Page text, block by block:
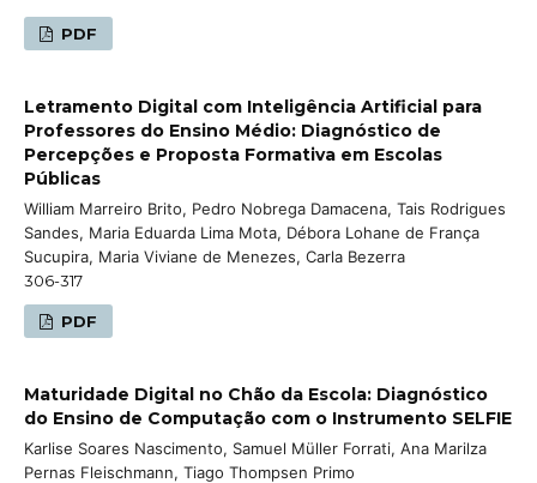
PDF
Letramento Digital com Inteligência Artificial para
Professores do Ensino Médio: Diagnóstico de
Percepções e Proposta Formativa em Escolas
Públicas
William Marreiro Brito, Pedro Nobrega Damacena, Tais Rodrigues
Sandes, Maria Eduarda Lima Mota, Débora Lohane de França
Sucupira, Maria Viviane de Menezes, Carla Bezerra
306-317
PDF
Maturidade Digital no Chão da Escola: Diagnóstico
do Ensino de Computação com o Instrumento SELFIE
Karlise Soares Nascimento, Samuel Müller Forrati, Ana Marilza
Pernas Fleischmann, Tiago Thompsen Primo